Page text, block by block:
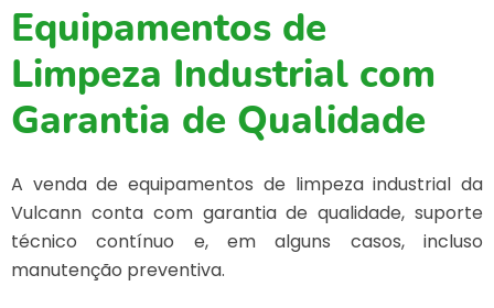
Equipamentos de
Limpeza Industrial com
Garantia de Qualidade
A venda de equipamentos de limpeza industrial da
Vulcann conta com garantia de qualidade, suporte
técnico contínuo e, em alguns casos, incluso
manutenção preventiva.